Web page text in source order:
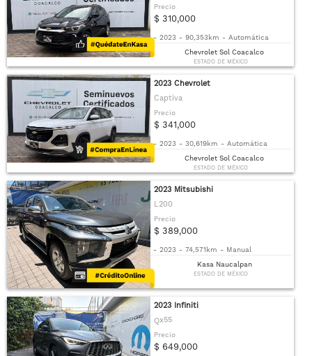
Precio
$ 310,000
- 2023 - 90,353km - Automática
Chevrolet Sol Coacalco
ESTADO DE MÉXICO
2023 Chevrolet
Captiva
Precio
$ 341,000
- 2023 - 30,619km - Automática
Chevrolet Sol Coacalco
ESTADO DE MÉXICO
2023 Mitsubishi
L200
Precio
$ 389,000
- 2023 - 74,571km - Manual
Kasa Naucalpan
ESTADO DE MÉXICO
2023 Infiniti
Qx55
Precio
$ 649,000